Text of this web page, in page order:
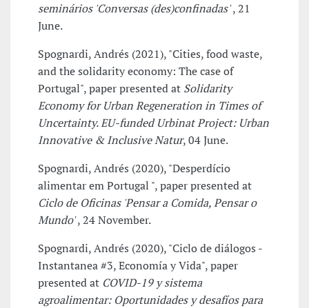
seminários 'Conversas (des)confinadas', 21
June.
Spognardi, Andrés (2021), "Cities, food waste,
and the solidarity economy: The case of
Portugal", paper presented at Solidarity
Economy for Urban Regeneration in Times of
Uncertainty. EU-funded Urbinat Project: Urban
Innovative & Inclusive Natur, 04 June.
Spognardi, Andrés (2020), "Desperdício
alimentar em Portugal ", paper presented at
Ciclo de Oficinas 'Pensar a Comida, Pensar o
Mundo', 24 November.
Spognardi, Andrés (2020), "Ciclo de diálogos -
Instantanea #3, Economía y Vida", paper
presented at COVID-19 y sistema
agroalimentar: Oportunidades y desafíos para